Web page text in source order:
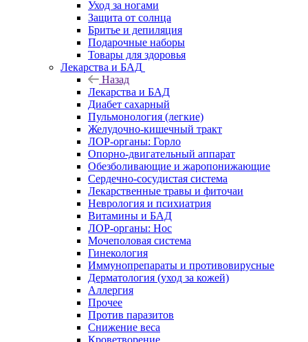
Уход за ногами
Защита от солнца
Бритье и депиляция
Подарочные наборы
Товары для здоровья
Лекарства и БАД
Назад
Лекарства и БАД
Диабет сахарный
Пульмонология (легкие)
Желудочно-кишечный тракт
ЛОР-органы: Горло
Опорно-двигательный аппарат
Обезболивающие и жаропонижающие
Сердечно-сосудистая система
Лекарственные травы и фиточаи
Неврология и психиатрия
Витамины и БАД
ЛОР-органы: Нос
Мочеполовая система
Гинекология
Иммунопрепараты и противовирусные
Дерматология (уход за кожей)
Аллергия
Прочее
Против паразитов
Снижение веса
Кроветворение